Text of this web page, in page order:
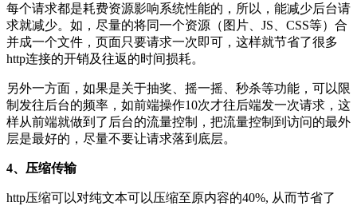
每个请求都是耗费资源影响系统性能的，所以，能减少后台请
求就减少。如，尽量的将同一个资源（图片、JS、CSS等）合
并成一个文件，页面只要请求一次即可，这样就节省了很多
http连接的开销及往返的时间损耗。
另外一方面，如果是关于抽奖、摇一摇、秒杀等功能，可以限
制发往后台的频率，如前端操作10次才往后端发一次请求，这
样从前端就做到了后台的流量控制，把流量控制到访问的最外
层是最好的，尽量不要让请求落到底层。
4、压缩传输
http压缩可以对纯文本可以压缩至原内容的40%, 从而节省了